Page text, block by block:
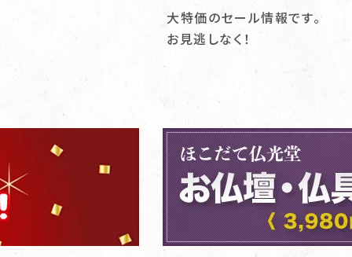
大特価のセール情報です。
お見逃しなく！